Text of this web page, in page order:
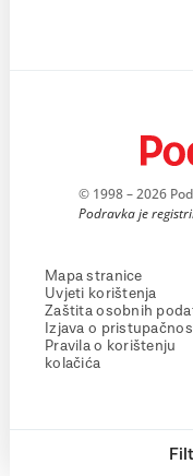
© 1998 – 2026
Podravka je
Mapa stranice
Uvjeti korištenja
Zaštita osobnih
Izjava o
Pravila o korištenju
kolačića